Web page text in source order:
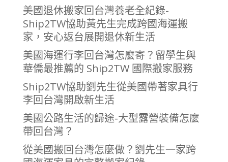
美國退休搬家回台灣養老全紀錄-
Ship2TW協助黃先生完成跨國海運搬
家，安心返台展開退休新生活
美國海運行李回台灣怎麼寄？留學生與
華僑最推薦的 Ship2TW 國際搬家服務
Ship2TW協助劉先生從美國帶著家具行
李回台灣開啟新生活
美國公路生活的歸途-大型露營裝備怎麼
帶回台灣？
從美國搬回台灣怎麼做？劉先生一家跨